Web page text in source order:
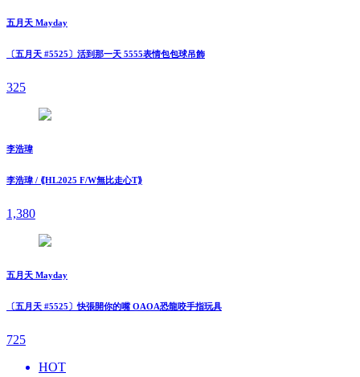
五月天 Mayday
〔五月天 #5525〕活到那一天 5555表情包包球吊飾
325
李浩瑋
李浩瑋 / ⟪HL2025 F/W無比走⼼T⟫
1,380
五月天 Mayday
〔五月天 #5525〕快張開你的嘴 OAOA恐龍咬手指玩具
725
HOT